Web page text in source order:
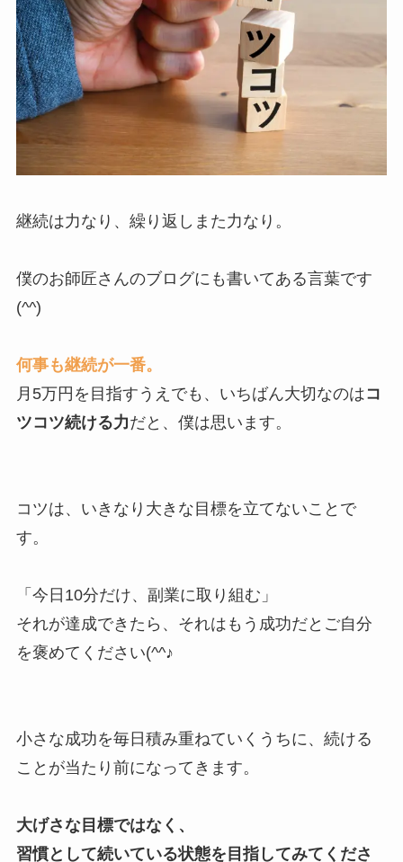
継続は力なり、繰り返しまた力なり。
僕のお師匠さんのブログにも書いてある言葉です
(^^)
何事も継続が一番。
月5万円を目指すうえでも、いちばん大切なのはコ
ツコツ続ける力だと、僕は思います。
コツは、いきなり大きな目標を立てないことで
す。
「今日10分だけ、副業に取り組む」
それが達成できたら、それはもう成功だとご自分
を褒めてください(^^♪
小さな成功を毎日積み重ねていくうちに、続ける
ことが当たり前になってきます。
大げさな目標ではなく、
習慣として続いている状態を目指してみてくださ